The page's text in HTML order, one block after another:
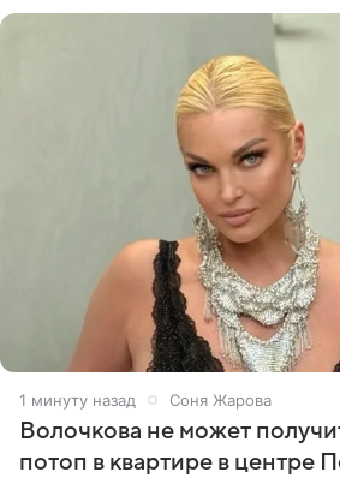
1 минуту назад Соня Жарова
Волочкова не может
потоп в квартире в центре